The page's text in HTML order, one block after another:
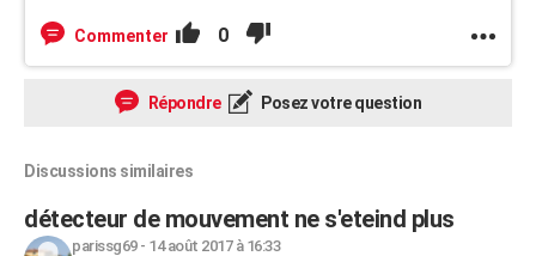
Commenter 0
Répondre Posez votre question
Discussions similaires
détecteur de mouvement ne s'eteind plus
parissg69- 14 août 2017 à 16:33